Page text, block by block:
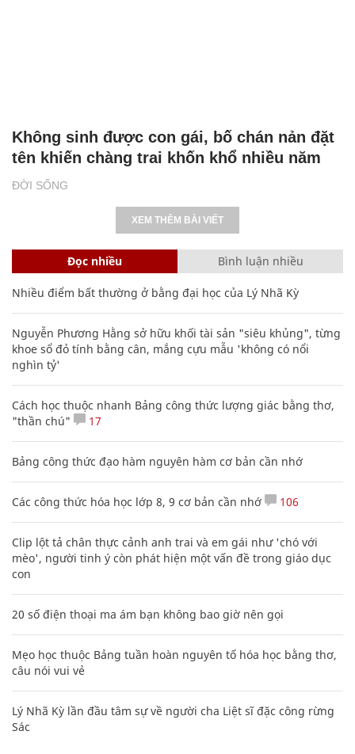
ĐỜI SỐNG
Không sinh được con gái, bố chán nản đặt
tên khiến chàng trai khốn khổ nhiều năm
XEM THÊM BÀI VIẾT
Đọc nhiều Bình luận nhiều
Nhiều điểm bất thường ở bằng đại học của Lý Nhã Kỳ
Nguyễn Phương Hằng sở hữu khối tài sản "siêu khủng", từng
khoe sổ đỏ tính bằng cân, mắng cựu mẫu 'không có nổi
nghìn tỷ'
Cách học thuộc nhanh Bảng công thức lượng giác bằng thơ,
"thần chú"
17
Bảng công thức đạo hàm nguyên hàm cơ bản cần nhớ
Các công thức hóa học lớp 8, 9 cơ bản cần nhớ 106
Clip lột tả chân thực cảnh anh trai và em gái như 'chó với
mèo', người tinh ý còn phát hiện một vấn đề trong giáo dục
con
20 số điện thoại ma ám bạn không bao giờ nên gọi
Mẹo học thuộc Bảng tuần hoàn nguyên tố hóa học bằng thơ,
câu nói vui vẻ
Lý Nhã Kỳ lần đầu tâm sự về người cha Liệt sĩ đặc công rừng
Sác